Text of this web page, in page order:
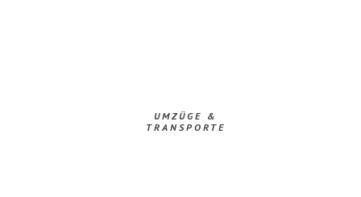
UMZÜGE &
TRANSPORTE